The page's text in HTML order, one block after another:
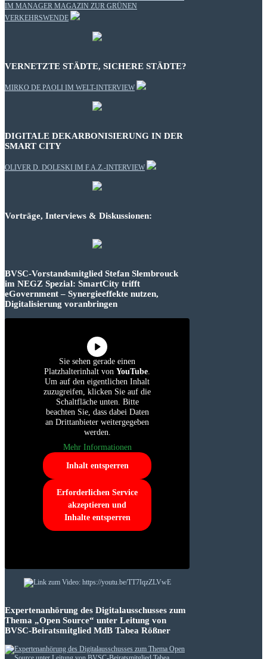
IM MANAGER MAGAZIN ZUR GRÜNEN
VERKEHRSWENDE
VERNETZTE STÄDTE, SICHERE STÄDTE?
MIRKO DE PAOLI IM WELT-INTERVIEW
DIGITALE DEKARBONISIERUNG IN DER
SMART CITY
OLIVER D. DOLESKI IM F.A.Z.-INTERVIEW
Vorträge, Interviews & Diskussionen:
BVSC-Vorstandsmitglied Stefan Slembrouck
im NEGZ Spezial: SmartCity trifft
eGovernment – Synergieeffekte nutzen,
Digitalisierung voranbringen
Sie sehen gerade einen
Platzhalterinhalt von YouTube.
Um auf den eigentlichen Inhalt
zuzugreifen, klicken Sie auf die
Schaltfläche unten. Bitte
beachten Sie, dass dabei Daten
an Drittanbieter weitergegeben
werden.
Mehr Informationen
Inhalt entsperren
Erforderlichen Service
akzeptieren und
Inhalte entsperren
Expertenanhörung des Digitalausschusses zum
Thema „Open Source“ unter Leitung von
BVSC-Beiratsmitglied MdB Tabea Rößner